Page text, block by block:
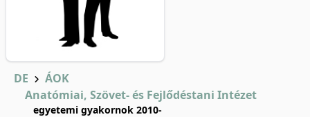
DE
ÁOK
Anatómiai, Szövet- és Fejlődéstani Intézet
egyetemi gyakornok 2010-